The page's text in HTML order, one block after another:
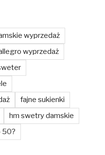
wyprzedaż
wyprzedaż
fajne sukienki
hm swetry damskie
50?